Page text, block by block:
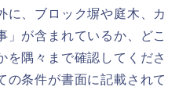
に、ブロック塀や庭木、カ
」が含まれているか、どこ
を隅々まで確認してくださ
の条件が書面に記載されて